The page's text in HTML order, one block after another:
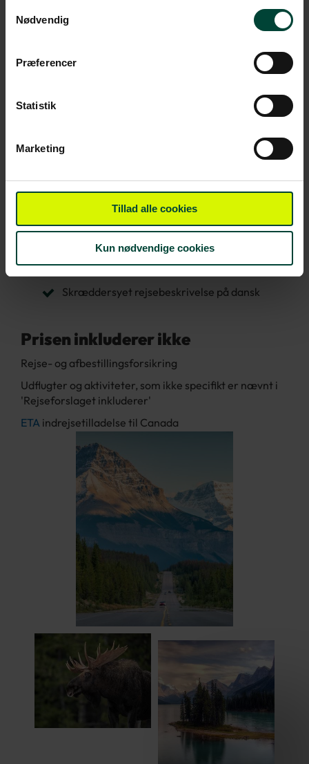
Nødvendig
Præferencer
Statistik
Marketing
Tillad alle cookies
Kun nødvendige cookies
Se udvalget af biler her
Færge
Nanaimo (Vancouver Island) til Horseshoe Bay
Du får også
En personlig rejsekonsulent, der planlægger
end 80 nationalparker og historiske steder i
Canada
Skræddersyet rejsebeskrivelse på dansk
Prisen inkluderer ikke
Rejse- og afbestillingsforsikring
Udflugter og aktiviteter, som ikke specifikt er nævnt i
'Rejseforslaget inkluderer'
ETA indrejsetilladelse til Canada